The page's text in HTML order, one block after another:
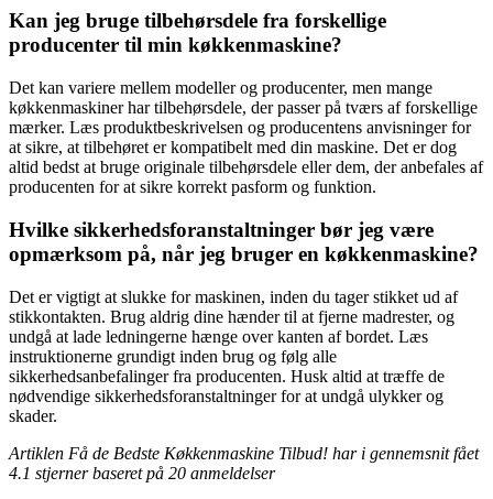
Kan jeg bruge tilbehørsdele fra forskellige
producenter til min køkkenmaskine?
Det kan variere mellem modeller og producenter, men mange
køkkenmaskiner har tilbehørsdele, der passer på tværs af forskellige
mærker. Læs produktbeskrivelsen og producentens anvisninger for
at sikre, at tilbehøret er kompatibelt med din maskine. Det er dog
altid bedst at bruge originale tilbehørsdele eller dem, der anbefales af
producenten for at sikre korrekt pasform og funktion.
Hvilke sikkerhedsforanstaltninger bør jeg være
opmærksom på, når jeg bruger en køkkenmaskine?
Det er vigtigt at slukke for maskinen, inden du tager stikket ud af
stikkontakten. Brug aldrig dine hænder til at fjerne madrester, og
undgå at lade ledningerne hænge over kanten af bordet. Læs
instruktionerne grundigt inden brug og følg alle
sikkerhedsanbefalinger fra producenten. Husk altid at træffe de
nødvendige sikkerhedsforanstaltninger for at undgå ulykker og
skader.
Artiklen Få de Bedste Køkkenmaskine Tilbud! har i gennemsnit fået
4.1 stjerner baseret på 20 anmeldelser